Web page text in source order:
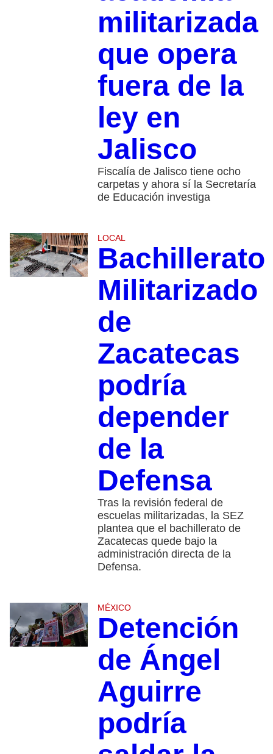
militarizada
que opera
fuera de la
ley en
Jalisco
Fiscalía de Jalisco tiene ocho
carpetas y ahora sí la Secretaría
de Educación investiga
LOCAL
Bachillerato
Militarizado
de
Zacatecas
podría
depender
de la
Defensa
Tras la revisión federal de
escuelas militarizadas, la SEZ
plantea que el bachillerato de
Zacatecas quede bajo la
administración directa de la
Defensa.
MÉXICO
Detención
de Ángel
Aguirre
podría